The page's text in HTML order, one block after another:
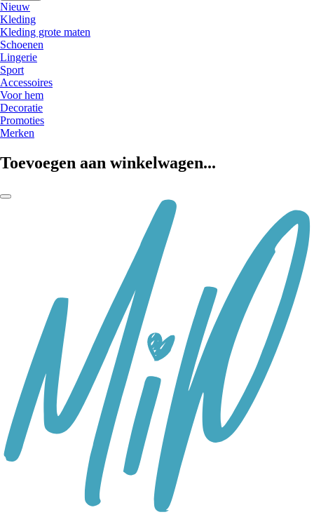
Nieuw
Kleding
Kleding grote maten
Schoenen
Lingerie
Sport
Accessoires
Voor hem
Decoratie
Promoties
Merken
Toevoegen aan winkelwagen...